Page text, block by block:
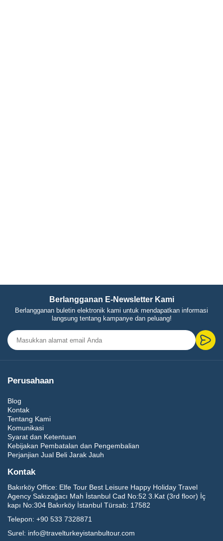
Berlangganan E-Newsletter Kami
Berlangganan buletin elektronik kami untuk mendapatkan informasi
langsung tentang kampanye dan peluang!
Perusahaan
Blog
Kontak
Tentang Kami
Komunikasi
Syarat dan Ketentuan
Kebijakan Pembatalan dan Pengembalian
Perjanjian Jual Beli Jarak Jauh
Kontak
Bakırköy Office: Elfe Tour Best Leisure Happy Holiday Travel
Agency Sakızağacı Mah İstanbul Cad No:52 3.Kat (3rd floor) İç
kapı No:304 Bakırköy İstanbul Türsab: 17582
Telepon: +90 533 7328871
Surel: info@travelturkeyistanbultour.com